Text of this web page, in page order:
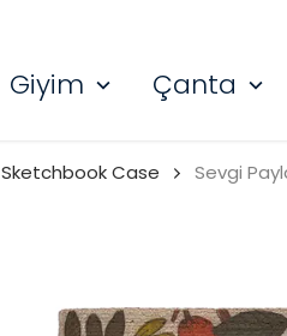
Giyim Çanta
Sketchbook Case Sevgi